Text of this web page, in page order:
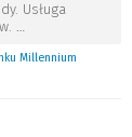
Usługa
…
Millennium